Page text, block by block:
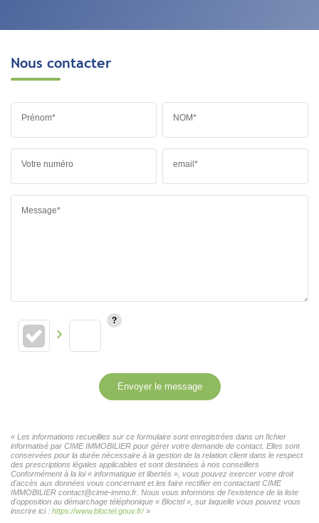
Nous contacter
Prénom* NOM*
Votre numéro email*
Message*
Envoyer le message
« Les informations recueillies sur ce formulaire sont enregistrées dans un fichier
informatisé par CIME IMMOBILIER pour gérer votre demande de contact. Elles sont
conservées pour la durée nécessaire à la gestion de la relation client dans le respect
des prescriptions légales applicables et sont destinées à nos conseillers
Conformément à la loi « informatique et libertés », vous pouvez exercer votre droit
d'accès aux données vous concernant et les faire rectifier en contactant CIME
IMMOBILIER contact@cime-immo.fr. Nous vous informons de l'existence de la liste
d'opposition au démarchage téléphonique « Bloctel », sur laquelle vous pouvez vous
inscrire ici : https://www.bloctel.gouv.fr/»